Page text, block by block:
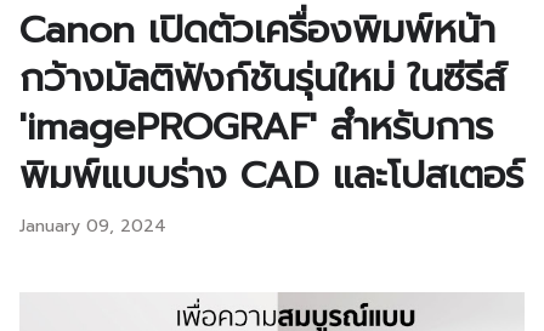
Canon เปิดตัวเครื่องพิมพ์หน้า
กว้างมัลติฟังก์ชันรุ่นใหม่ ในซีรีส์
'imagePROGRAF' สำหรับการ
พิมพ์แบบร่าง CAD และโปสเตอร์
January 09, 2024